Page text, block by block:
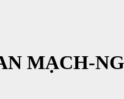
MẠCH-